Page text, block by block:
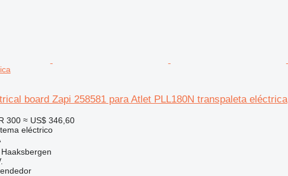
board Zapi 258581 para Atlet PLL180N transpaleta eléctrica
300 ≈ US$ 346,60
eléctrico